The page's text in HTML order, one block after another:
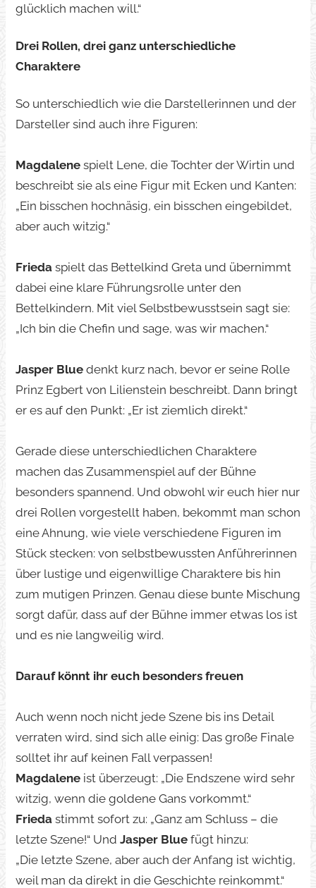
glücklich machen will.“
Drei Rollen, drei ganz unterschiedliche
Charaktere
So unterschiedlich wie die Darstellerinnen und der
Darsteller sind auch ihre Figuren:
Magdalenespielt Lene, die Tochter der Wirtin und
beschreibt sie als eine Figur mit Ecken und Kanten:
„Ein bisschen hochnäsig, ein bisschen eingebildet,
aber auch witzig.“
Friedaspielt das Bettelkind Greta und übernimmt
dabei eine klare Führungsrolle unter den
Bettelkindern. Mit viel Selbstbewusstsein sagt sie:
„Ich bin die Chefin und sage, was wir machen.“
Jasper Bluedenkt kurz nach, bevor er seine Rolle
Prinz Egbert von Lilienstein beschreibt. Dann bringt
er es auf den Punkt: „Er ist ziemlich direkt.“
Gerade diese unterschiedlichen Charaktere
machen das Zusammenspiel auf der Bühne
besonders spannend. Und obwohl wir euch hier nur
drei Rollen vorgestellt haben, bekommt man schon
eine Ahnung, wie viele verschiedene Figuren im
Stück stecken: von selbstbewussten Anführerinnen
über lustige und eigenwillige Charaktere bis hin
zum mutigen Prinzen. Genau diese bunte Mischung
sorgt dafür, dass auf der Bühne immer etwas los ist
und es nie langweilig wird.
Darauf könnt ihr euch besonders freuen
Auch wenn noch nicht jede Szene bis ins Detail
verraten wird, sind sich alle einig: Das große Finale
solltet ihr auf keinen Fall verpassen!
Magdaleneist überzeugt: „Die Endszene wird sehr
witzig, wenn die goldene Gans vorkommt.“
Friedastimmt sofort zu: „Ganz am Schluss – die
letzte Szene!“ Und Jasper Bluefügt hinzu:
„Die letzte Szene, aber auch der Anfang ist wichtig,
weil man da direkt in die Geschichte reinkommt.“